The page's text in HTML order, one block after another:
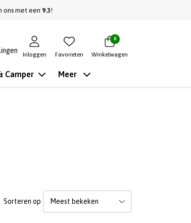
ons met een 9.3!
Inloggen Favorieten
0
Winkelwagen
Camper Meer
Sorteren op